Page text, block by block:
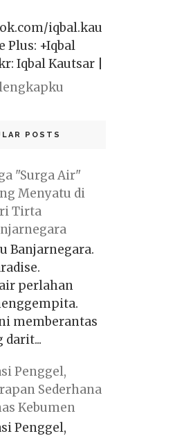
iqbal.kau
Plus: +Iqbal
Iqbal Kautsar |
POSTS
"Surga Air"
Menyatu di
Tirta
Banjarnegara.
perlahan
memberantas
darit...
Penggel,
Sederhana
Kebumen
Penggel,